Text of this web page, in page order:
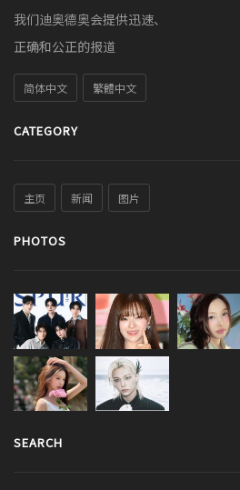
我们迪奥德奥会提供迅速、
正确和公正的报道
简体中文 繁體中文
CATEGORY
主页 新闻 图片
PHOTOS
SEARCH